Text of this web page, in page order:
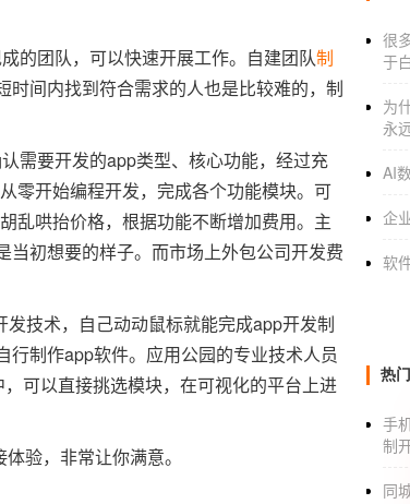
的团队，可以快速开展工作。自建团队制
间内找到符合需求的人也是比较难的，制
需要开发的app类型、核心功能，经过充
零开始编程开发，完成各个功能模块。可
乱哄抬价格，根据功能不断增加费用。主
初想要的样子。而市场上外包公司开发费
技术，自己动动鼠标就能完成app开发制
制作app软件。应用公园的专业技术人员
可以直接挑选模块，在可视化的平台上进
验，非常让你满意。
很
于
为
永
AI
企
软
热
手
制
同